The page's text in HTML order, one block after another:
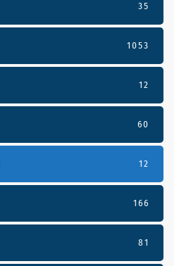
35
1053
12
60
12
166
81